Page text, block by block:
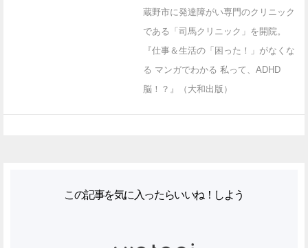
蔵野市に発達障がい専門のクリニック
である「司馬クリニック」を開院。
『仕事＆生活の「困った！」がなくな
る マンガでわかる 私って、ADHD
脳！？』（大和出版）
この記事を気に入ったらいいね！しよう